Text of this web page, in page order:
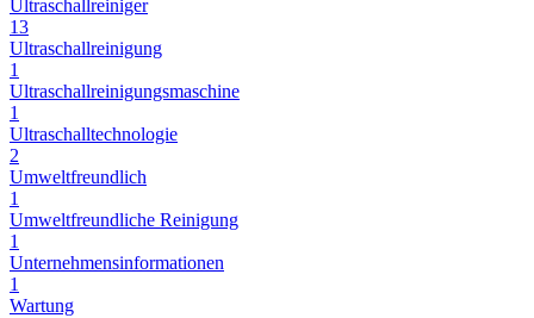
Ultraschallreiniger
13
Ultraschallreinigung
1
Ultraschallreinigungsmaschine
1
Ultraschalltechnologie
2
Umweltfreundlich
1
Umweltfreundliche Reinigung
1
Unternehmensinformationen
1
Wartung